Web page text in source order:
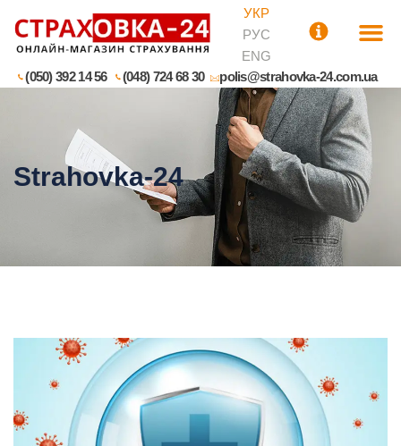
УКР
РУС
ENG
(050) 392 14 56 (048) 724 68 30 polis@strahovka-24.com.ua
Strahovka-24